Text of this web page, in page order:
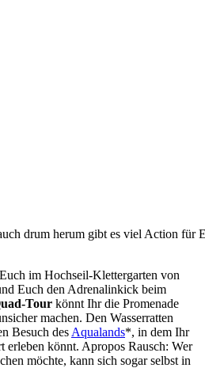
drum herum gibt es viel Action für
im Hochseil-Klettergarten von
Euch den Adrenalinkick beim
Tour könnt Ihr die Promenade
machen. Den Wasserratten
Besuch des Aqualands*, in dem Ihr
erleben könnt. Apropos Rausch: Wer
möchte, kann sich sogar selbst in